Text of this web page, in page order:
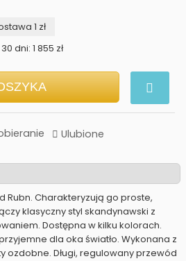
1 zł
dni: 1 855 zł
Ulubione
Rubn. Charakteryzują go proste,
klasyczny styl skandynawski z
Dostępna w kilku kolorach.
dla oka światło. Wykonana z
ozdobne. Długi, regulowany przewód